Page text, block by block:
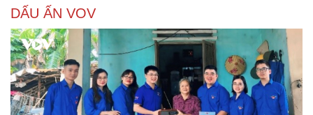
DẤU ẤN VOV